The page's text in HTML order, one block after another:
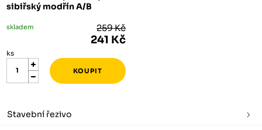
sibiřský modřín A/B
skladem 259 Kč
241 Kč
ks
Stavební řezivo